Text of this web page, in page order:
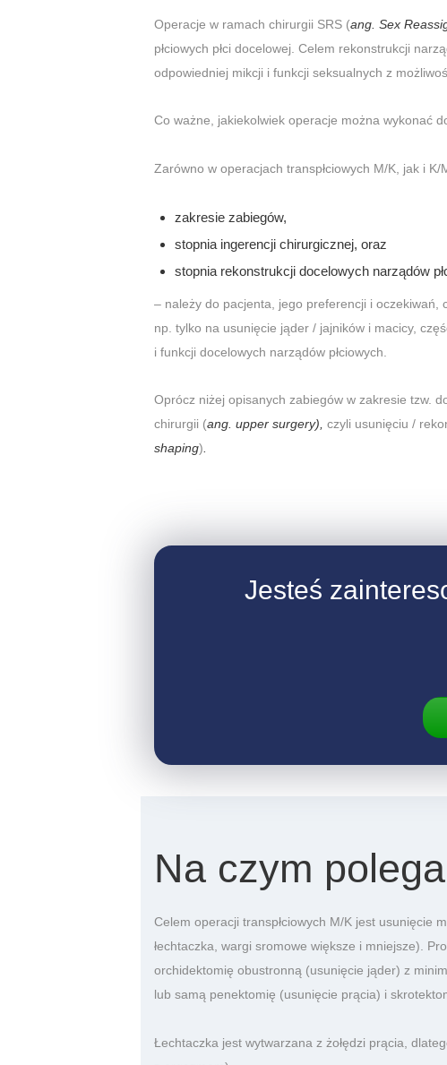
Operacje w ramach chirurgii SRS (ang. Sex
płciowych płci docelowej. Celem rekonstrukcji
odpowiedniej mikcji i funkcji seksualnych z
Co ważne, jakiekolwiek operacje można wykonać
Zarówno w operacjach transpłciowych M/K, jak i K/
zakresie zabiegów,
stopnia ingerencji chirurgicznej, oraz
stopnia rekonstrukcji docelowych narządów
– należy do pacjenta, jego preferencji i oczekiwań,
np. tylko na usunięcie jąder / jajników i macicy,
i funkcji docelowych narządów płciowych.
Oprócz niżej opisanych zabiegów w zakresie tzw.
chirurgii (ang. upper surgery), czyli usunięciu /
shaping).
Jesteś
Na czym
Celem operacji transpłciowych M/K jest usunięcie
łechtaczka, wargi sromowe większe i mniejsze).
orchidektomię obustronną (usunięcie jąder) z
lub samą penektomię (usunięcie prącia) i
Łechtaczka jest wytwarzana z żołędzi prącia,